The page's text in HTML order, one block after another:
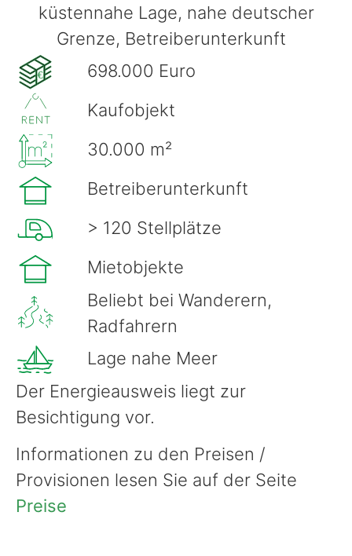
küstennahe Lage, nahe deutscher
Grenze, Betreiberunterkunft
€
698.000 Euro
Kaufobjekt
30.000 m²
Betreiberunterkunft
> 120 Stellplätze
Mietobjekte
Beliebt bei Wanderern,
Radfahrern
Lage nahe Meer
Der Energieausweis liegt zur
Besichtigung vor.
Informationen zu den Preisen /
Provisionen lesen Sie auf der Seite
Preise